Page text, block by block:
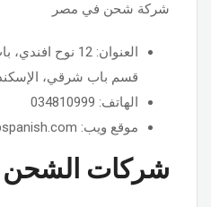
شركة شحن في مصر
العنوان: 12 نوح
قسم باب شرقي،
الهاتف: 034810999
موقع ويب: http://www.arabspanish.com
شركات الشحن